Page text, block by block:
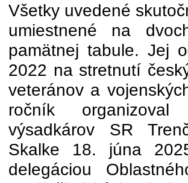
Všetky uvedené
umiestnené na
pamätnej tabule. Jej
2022 na stretnutí
veteránov a
ročník
výsadkárov SR
Skalke 18. júna
delegáciou